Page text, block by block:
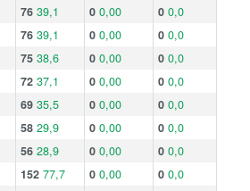
76 39,1 0 0,00 0 0,0
76 39,1 0 0,00 0 0,0
75 38,6 0 0,00 0 0,0
72 37,1 0 0,00 0 0,0
69 35,5 0 0,00 0 0,0
58 29,9 0 0,00 0 0,0
56 28,9 0 0,00 0 0,0
152 77,7 0 0,00 0 0,0